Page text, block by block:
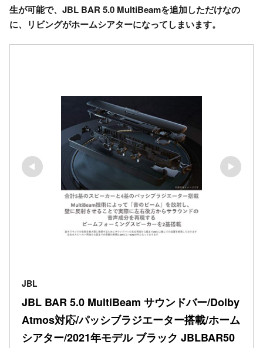
生が可能で、JBL BAR 5.0 MultiBeamを追加しただけなの
に、リビングがホームシアターになってしまいます。
JBL
JBL BAR 5.0 MultiBeam サウンドバー/Dolby
Atmos対応/パッシブラジエーター搭載/ホーム
シアター/2021年モデル ブラック JBLBAR50